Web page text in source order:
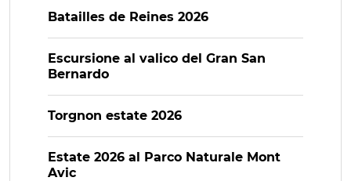
Batailles de Reines 2026
Escursione al valico del Gran San
Bernardo
Torgnon estate 2026
Estate 2026 al Parco Naturale Mont
Avic